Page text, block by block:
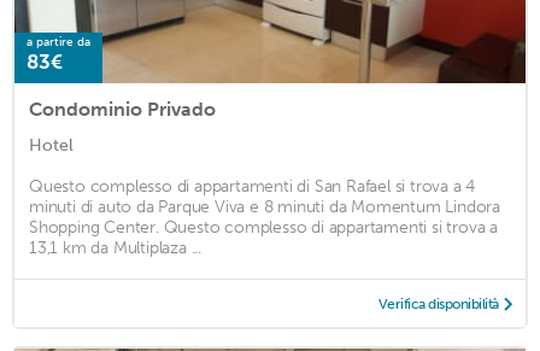
a partire da
83€
Condominio Privado
Hotel
Questo complesso di appartamenti di San Rafael si trova a 4
minuti di auto da Parque Viva e 8 minuti da Momentum Lindora
Shopping Center. Questo complesso di appartamenti si trova a
13,1 km da Multiplaza ...
Verifica disponibilità